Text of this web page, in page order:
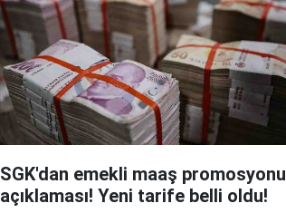
SGK'dan emekli maaş promosyonu
açıklaması! Yeni tarife belli oldu!